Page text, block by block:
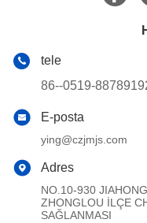
tele
86--0519-
E-posta
ying@czjmjs.com
Adres
NO.10-930
ZHONGLOU İLÇE
SAĞLANMASI